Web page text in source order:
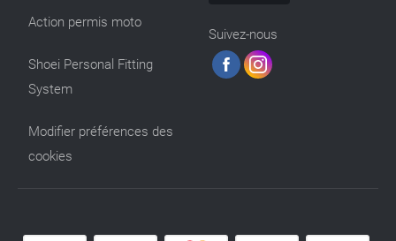
Action permis moto
Shoei Personal Fitting
System
Modifier préférences des
cookies
Suivez-nous